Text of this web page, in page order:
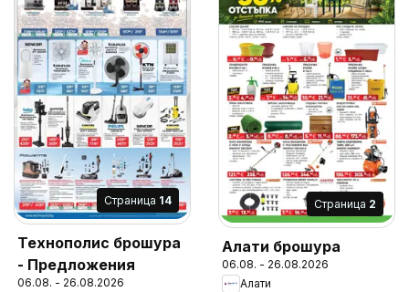
Cтраница 14
Технополис брошура
- Предложения
06.08. - 26.08.2026
Cтраница 2
Алати брошура
06.08. - 26.08.2026
Алати